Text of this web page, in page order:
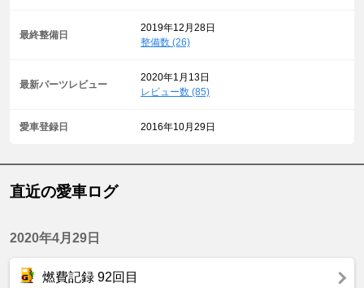
最終整備日
2019年12月28日
整備数 (26)
最新パーツレビュー
2020年1月13日
レビュー数 (85)
愛車登録日 2016年10月29日
直近の愛車ログ
2020年4月29日
燃費記録 92回目